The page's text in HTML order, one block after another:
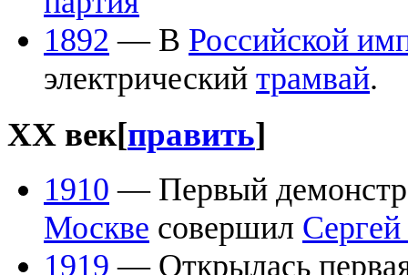
1892 — В Российской
электрический трамвай.
XX век[править]
1910 — Первый
Москве совершил
1919 — Открылась